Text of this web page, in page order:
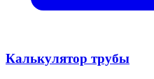
Калькулятор трубы